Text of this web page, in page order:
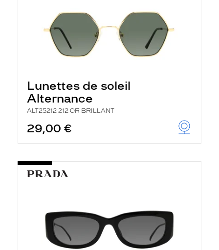
Lunettes de soleil
Alternance
ALT25212 212 OR BRILLANT
29,00 €